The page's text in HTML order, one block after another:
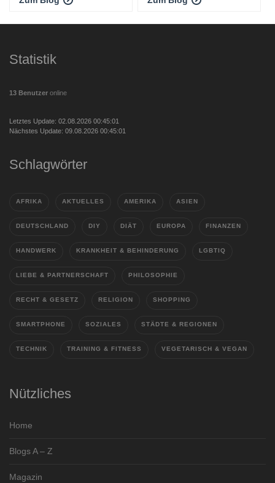
Statistik
13 Benutzer online
Letztes Update: 02.08.2026 00:45:01
Nächstes Update: 09.08.2026 00:45:01
Schlagwörter
AFRIKA AKTUELLES AMERIKA ASIEN
DEUTSCHLAND DIY DIÄT EUROPA FINANZEN
HANDWERK KRANKHEIT & BEHINDERUNG LGBTIQ
LIEBE & PARTNERSCHAFT PHILOSOPHIE
RECHT & GESETZ RELIGION SHOPPING
SMARTPHONE SOZIALES STÄDTE & REGIONEN
TECHNIK TRAINING & FITNESS VEGETARISCH & VEGAN
Nützliches
Home
Blogs A – Z
Magazin